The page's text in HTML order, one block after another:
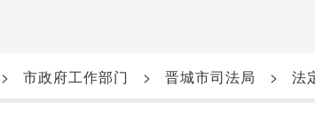
> 市政府工作部门 > 晋城市司法局 > 法